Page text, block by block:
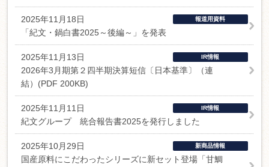
2025年11月18日 報道用資料
「紀文・鍋白書2025～後編～」を発表
2025年11月13日 IR情報
2026年3月期第２四半期決算短信〔日本基準〕（連
結）(PDF 200KB)
2025年11月11日 IR情報
紀文グループ 統合報告書2025を発行しました
2025年10月29日 新商品情報
国産原料にこだわったシリーズに新セット登場「甘鯛